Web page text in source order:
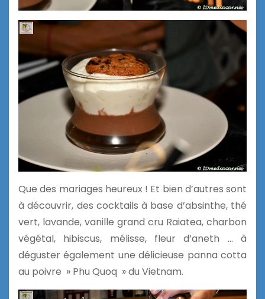
Que des mariages heureux ! Et bien d’autres sont
à découvrir, des cocktails à base d’absinthe, thé
vert, lavande, vanille grand cru Raiatea, charbon
végétal, hibiscus, mélisse, fleur d’aneth … à
déguster également une délicieuse panna cotta
au poivre » Phu Quoq » du Vietnam.